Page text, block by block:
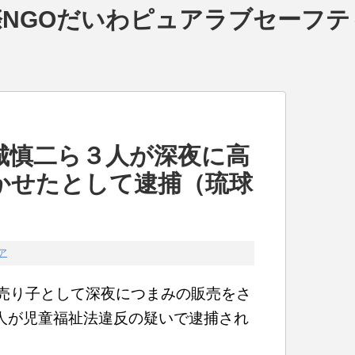
だいわピュアラブセーフテ
慎二ら３人が深夜に高
せたとして逮捕（琉球
り子として深夜につまみの販売をさ
が児童福祉法違反の疑いで逮捕され